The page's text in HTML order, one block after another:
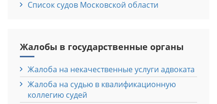
Список судов Московской области
Жалобы в государственные органы
Жалоба на некачественные услуги адвоката
Жалоба на судью в квалификационную
коллегию судей